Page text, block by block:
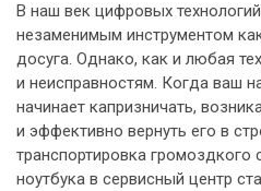
В наш век цифровых
незаменимым инструментом
досуга. Однако, как и любая
и неисправностям. Когда ваш
начинает капризничать,
и эффективно вернуть его в
транспортировка
ноутбука в сервисный центр